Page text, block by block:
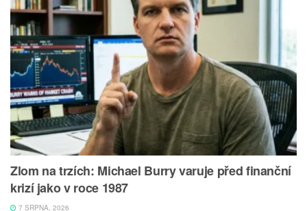
Zlom na trzích: Michael Burry varuje před finanční
krizí jako v roce 1987
7 SRPNA, 2026